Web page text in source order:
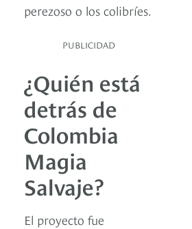
perezoso o los colibríes.
PUBLICIDAD
¿Quién está
detrás de
Colombia
Magia
Salvaje?
El proyecto fue